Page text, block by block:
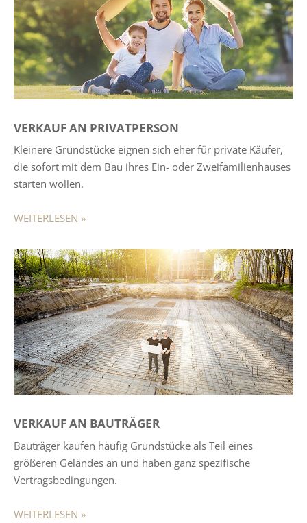
VERKAUF AN PRIVATPERSON
Kleinere Grundstücke eignen sich eher für private Käufer,
die sofort mit dem Bau ihres Ein- oder Zweifamilienhauses
starten wollen.
WEITERLESEN »
VERKAUF AN BAUTRÄGER
Bauträger kaufen häufig Grundstücke als Teil eines
größeren Geländes an und haben ganz spezifische
Vertragsbedingungen.
WEITERLESEN »